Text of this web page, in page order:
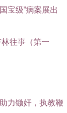
宝级”病案展出
往事（第一
力锄奸，执教鞭